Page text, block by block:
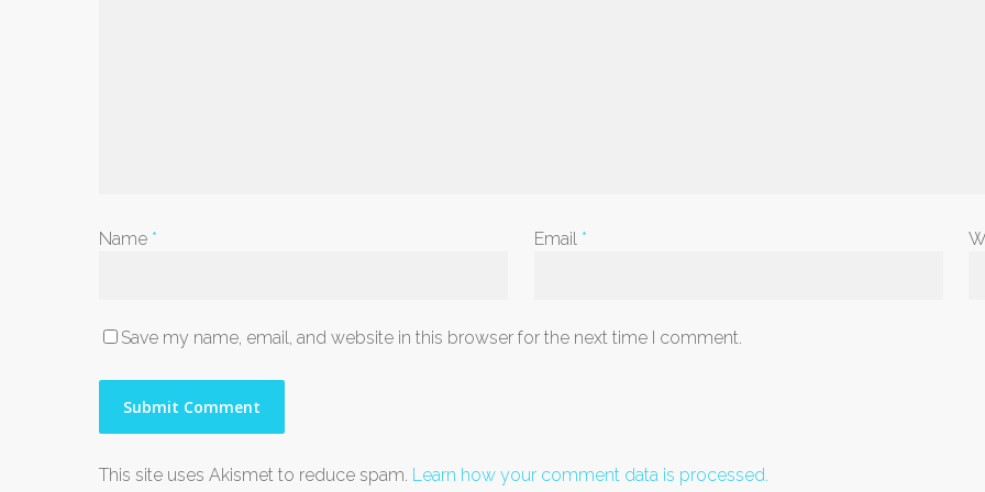
Name * Email *
Save my name, email, and website in this browser for the next time I comment.
This site uses Akismet to reduce spam. Learn how your comment data is processed.